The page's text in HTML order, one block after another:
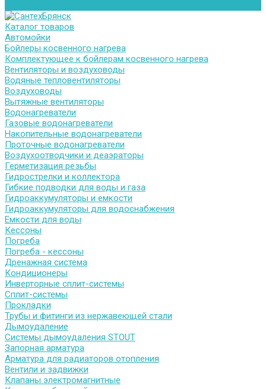
Каталог товаров
Автомойки
Бойлеры косвенного нагрева
Комплектующее к бойлерам косвенного нагрева
Вентиляторы и воздуховоды
Водяные тепловентиляторы
Воздуховоды
Вытяжные вентиляторы
Водонагреватели
Газовые водонагреватели
Накопительные водонагреватели
Проточные водонагреватели
Воздухоотводчики и деаэраторы
Герметизация резьбы
Гидрострелки и коллектора
Гибкие подводки для воды и газа
Гидроаккумуляторы и емкости
Гидроаккумуляторы для водоснабжения
Емкости для воды
Кессоны
Погреба
Погреба - кессоны
Дренажная система
Кондиционеры
Инверторные сплит-системы
Сплит-системы
Прокладки
Трубы и фитинги из нержавеющей стали
Дымоудаление
Системы дымоудаления STOUT
Запорная арматура
Арматура для радиаторов отопления
Вентили и задвижки
Клапаны электромагнитные